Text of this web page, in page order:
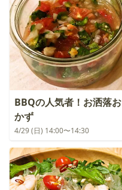
BBQの人気者！お洒落お
かず
4/29 (日) 14:00〜14:30